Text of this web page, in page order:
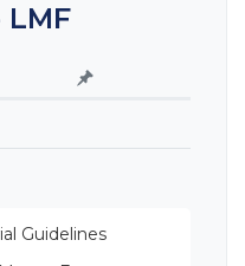
Guidelines